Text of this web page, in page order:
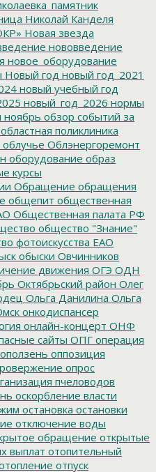
Николай Канделя
Новая звезда
нововведение
новое_оборудование
Новый год новый год_2021
новый учебный год
новый_год_2026 нормы
ноябрь обзор событий за
областная поликлиника
облучье Облэнергоремонт
оборудование образ
курсы
Обращение обращения
общепит общественная
Общественная палата РФ
общество "Знание"
фотоискусства ЕАО
обыски Овчинников
движения ОГЭ ОДН
Октябрьский район Олег
Ольга Данилина Ольга
онкодиспансер
онлайн-концерт ОНФ
сайты ОПГ операция
оползень оппозиция
опрос
пчеловодов
оскорбление власти
остановка остановки
отключение воды
обращение открытые
выплат отопительный
отпуск